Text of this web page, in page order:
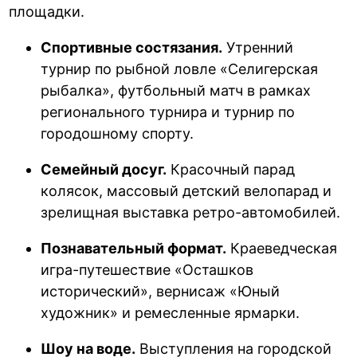
площадки.
Спортивные состязания. Утренний
турнир по рыбной ловле «Селигерская
рыбалка», футбольный матч в рамках
регионального турнира и турнир по
городошному спорту.
Семейный досуг. Красочный парад
колясок, массовый детский велопарад и
зрелищная выставка ретро-автомобилей.
Познавательный формат. Краеведческая
игра-путешествие «Осташков
исторический», вернисаж «Юный
художник» и ремесленные ярмарки.
Шоу на воде. Выступления на городской